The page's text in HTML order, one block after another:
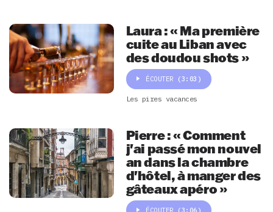
Laura : « Ma première
cuite au Liban avec
des doudou shots »
ÉCOUTER (3:03)
Les pires vacances
Pierre : « Comment
j'ai passé mon nouvel
an dans la chambre
d'hôtel, à manger des
gâteaux apéro »
ÉCOUTER (3:06)